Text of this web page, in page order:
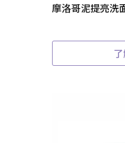
摩洛哥泥提亮洗